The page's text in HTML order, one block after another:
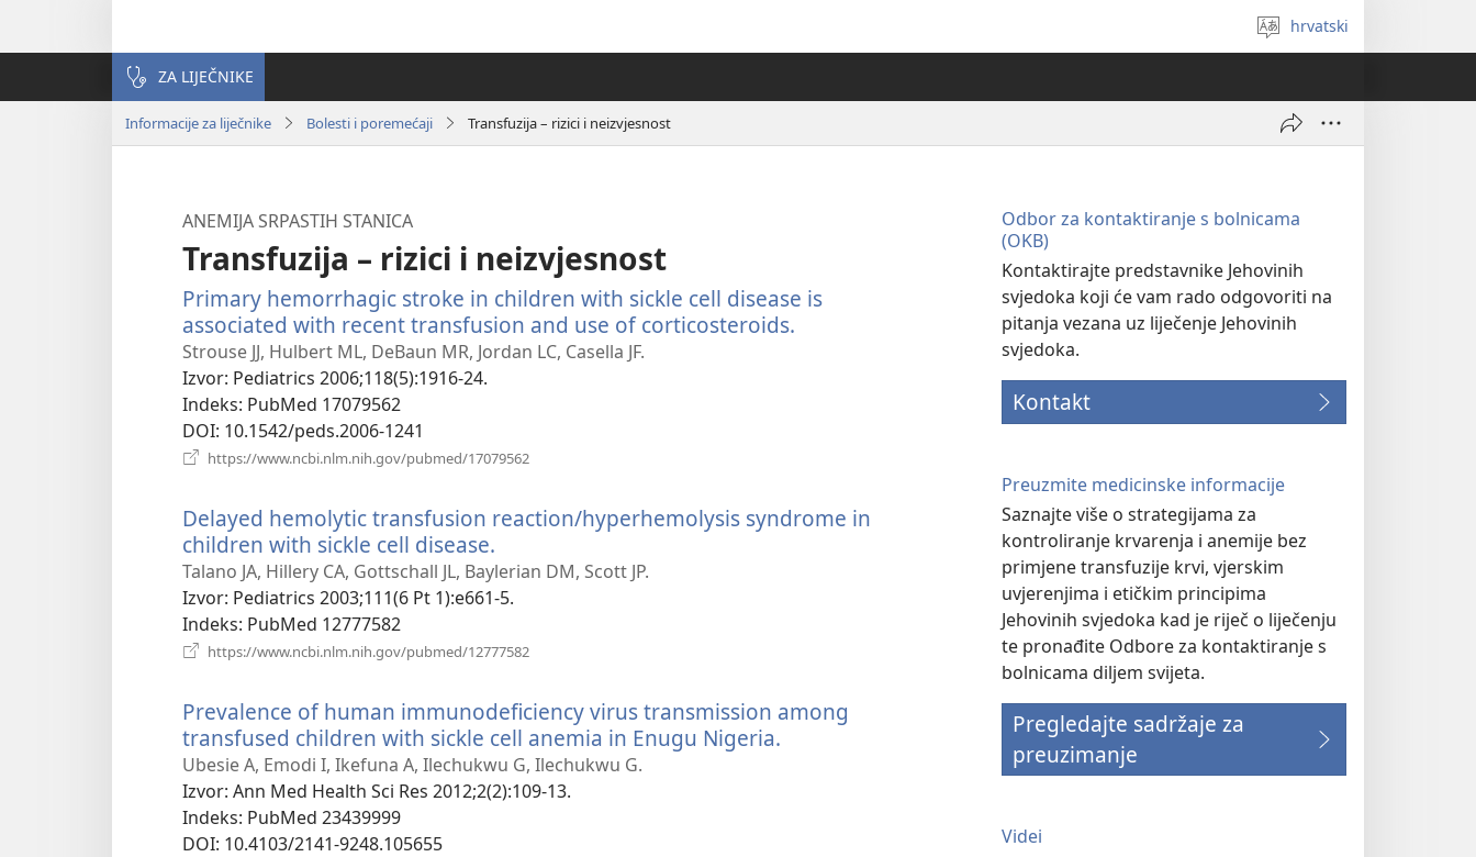
Izaberi
jezik
hrvatski
ZA LIJEČNIKE
Informacije za liječnike Bolesti i poremećaji Transfuzija – rizici i neizvjesnost
ANEMIJA SRPASTIH STANICA
Transfuzija – rizici i neizvjesnost
Primary hemorrhagic stroke in children with sickle cell disease is
associated with recent transfusion and use of corticosteroids.
Strouse JJ, Hulbert ML, DeBaun MR, Jordan LC, Casella JF.
Izvor‎: Pediatrics 2006;118(5):1916-24.
Indeks‎: PubMed 17079562
DOI‎: 10.1542/peds.2006-1241
https://www.ncbi.nlm.nih.gov/pubmed/17079562
prozor)
Delayed hemolytic transfusion reaction/hyperhemolysis syndrome in
children with sickle cell disease.
se
novi
Talano JA, Hillery CA, Gottschall JL, Baylerian DM, Scott JP.
Izvor‎: Pediatrics 2003;111(6 Pt 1):e661-5.
Indeks‎: PubMed 12777582
https://www.ncbi.nlm.nih.gov/pubmed/12777582
prozor)
Prevalence of human immunodeficiency virus transmission among
transfused children with sickle cell anemia in Enugu Nigeria.
Ubesie A, Emodi I, Ikefuna A, Ilechukwu G, Ilechukwu G.
Izvor‎: Ann Med Health Sci Res 2012;2(2):109-13.
Indeks‎: PubMed 23439999
DOI‎: 10.4103/2141-9248.105655
Odbor za kontaktiranje s bolnicama
(OKB)
Kontaktirajte predstavnike Jehovinih
svjedoka koji će vam rado odgovoriti na
pitanja vezana uz liječenje Jehovinih
svjedoka.
Kontakt
Preuzmite medicinske informacije
Saznajte više o strategijama za
kontroliranje krvarenja i anemije bez
primjene transfuzije krvi, vjerskim
uvjerenjima i etičkim principima
Jehovinih svjedoka kad je riječ o liječenju
te pronađite Odbore za kontaktiranje s
bolnicama diljem svijeta.
Pregledajte sadržaje za
preuzimanje
Videi